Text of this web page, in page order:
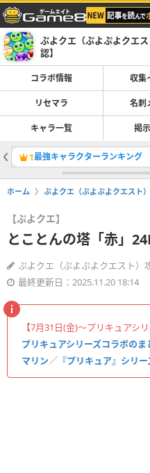
ぷよクエ（ぷよぷよクエ
認】
コラボ情報 収集
リセマラ 名刺
キャラ一覧 掲
1最強キャラクターランキング
ホーム ぷよクエ（ぷよぷよクエスト
【ぷよクエ】
とことんの塔「赤」
ぷよクエ（ぷよぷよクエスト）
最終更新日：2025.11.20 18:14
【7月31日(金)〜プリキュアシ
プリキュアシリーズコラボのま
マリン／ 『プリキュア』シリ